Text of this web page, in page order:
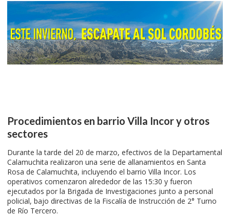
Procedimientos en barrio Villa Incor y otros
sectores
Durante la tarde del 20 de marzo, efectivos de la Departamental
Calamuchita realizaron una serie de allanamientos en Santa
Rosa de Calamuchita, incluyendo el barrio Villa Incor. Los
operativos comenzaron alrededor de las 15:30 y fueron
ejecutados por la Brigada de Investigaciones junto a personal
policial, bajo directivas de la Fiscalía de Instrucción de 2° Turno
de Río Tercero.